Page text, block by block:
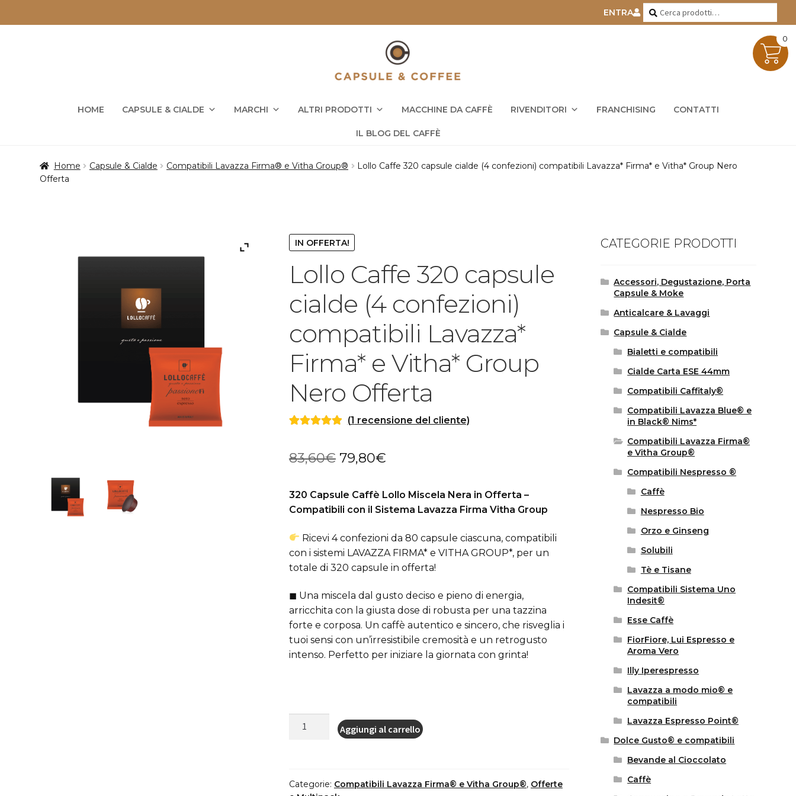
ENTRA Cerca:
Cerca
HOME CAPSULE & CIALDE MARCHI ALTRI PRODOTTI MACCHINE DA CAFFÈ RIVENDITORI FRANCHISING CONTATTI
IL BLOG DEL CAFFÈ
Home Capsule & Cialde Compatibili Lavazza Firma® e Vitha Group®
Lollo Caffe 320 capsule cialde (4 confezioni) compatibili Lavazza* Firma* e Vitha* Group Nero
Offerta
IN OFFERTA!
Lollo Caffe 320 capsule
cialde (4 confezioni)
compatibili Lavazza*
Firma* e Vitha* Group
Nero Offerta
direcensioni
(1 recensione del cliente)
83,60€ Il
originale
83,60€.
79,80€Il
attuale
79,80€.
320 Capsule Caffè Lollo Miscela Nera in Offerta –
Compatibili con il Sistema Lavazza Firma Vitha Group
Ricevi 4 confezioni da 80 capsule ciascuna, compatibili
con i sistemi LAVAZZA FIRMA* e VITHA GROUP*, per un
totale di 320 capsule in offerta!
◼ Una miscela dal gusto deciso e pieno di energia,
arricchita con la giusta dose di robusta per una tazzina
forte e corposa. Un caffè autentico e sincero, che risveglia i
tuoi sensi con un’irresistibile cremosità e un retrogusto
intenso. Perfetto per iniziare la giornata con grinta!
cialde
Aggiungi al carrello
Categorie: Compatibili Lavazza Firma® e Vitha Group®, Offerte
CATEGORIE PRODOTTI
Accessori, Degustazione, Porta
Capsule & Moke
Anticalcare & Lavaggi
Capsule & Cialde
Bialetti e compatibili
Cialde Carta ESE 44mm
Compatibili Caffitaly®
Compatibili Lavazza Blue® e
in Black® Nims*
Compatibili Lavazza Firma®
e Vitha Group®
Compatibili Nespresso ®
Caffè
Nespresso Bio
Orzo e Ginseng
Solubili
Tè e Tisane
Compatibili Sistema Uno
Indesit®
Esse Caffè
FiorFiore, Lui Espresso e
Aroma Vero
Illy Iperespresso
Lavazza a modo mio® e
compatibili
Lavazza Espresso Point®
Dolce Gusto® e compatibili
Bevande al Cioccolato
Caffè
0